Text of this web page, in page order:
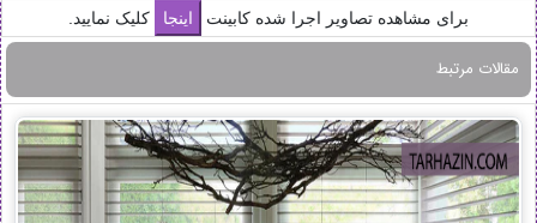
برای مشاهده تصاویر اجرا شده کابینت کلیک نمایید.
مقالات مرتبط